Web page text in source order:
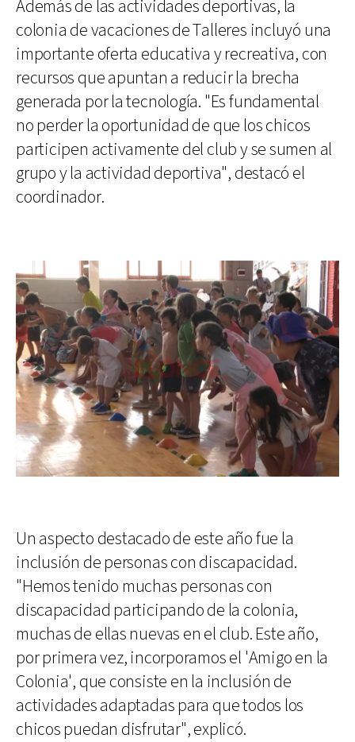
Además de las actividades deportivas, la
colonia de vacaciones de Talleres incluyó una
importante oferta educativa y recreativa, con
recursos que apuntan a reducir la brecha
generada por la tecnología. "Es fundamental
no perder la oportunidad de que los chicos
participen activamente del club y se sumen al
grupo y la actividad deportiva", destacó el
coordinador.
Un aspecto destacado de este año fue la
inclusión de personas con discapacidad.
"Hemos tenido muchas personas con
discapacidad participando de la colonia,
muchas de ellas nuevas en el club. Este año,
por primera vez, incorporamos el 'Amigo en la
Colonia', que consiste en la inclusión de
actividades adaptadas para que todos los
chicos puedan disfrutar", explicó.